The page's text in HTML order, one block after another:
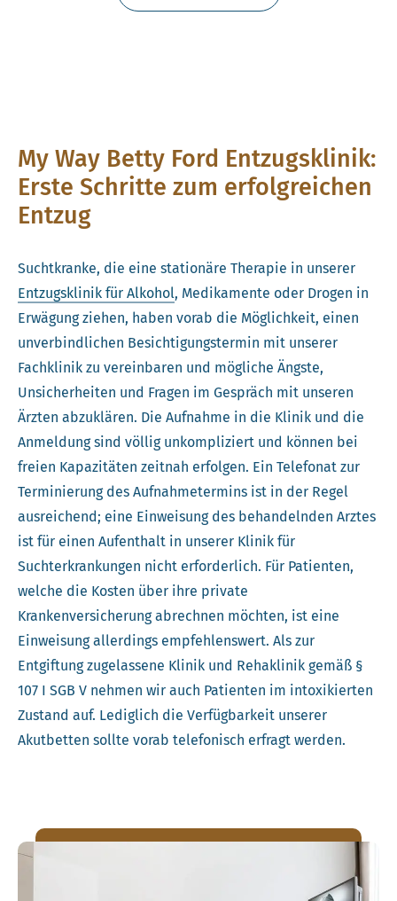
My Way Betty Ford Entzugsklinik:
Erste Schritte zum erfolgreichen
Entzug
Suchtkranke, die eine stationäre Therapie in unserer
Entzugsklinik für Alkohol, Medikamente oder Drogen in
Erwägung ziehen, haben vorab die Möglichkeit, einen
unverbindlichen Besichtigungstermin mit unserer
Fachklinik zu vereinbaren und mögliche Ängste,
Unsicherheiten und Fragen im Gespräch mit unseren
Ärzten abzuklären. Die Aufnahme in die Klinik und die
Anmeldung sind völlig unkompliziert und können bei
freien Kapazitäten zeitnah erfolgen. Ein Telefonat zur
Terminierung des Aufnahmetermins ist in der Regel
ausreichend; eine Einweisung des behandelnden Arztes
ist für einen Aufenthalt in unserer Klinik für
Suchterkrankungen nicht erforderlich. Für Patienten,
welche die Kosten über ihre private
Krankenversicherung abrechnen möchten, ist eine
Einweisung allerdings empfehlenswert. Als zur
Entgiftung zugelassene Klinik und Rehaklinik gemäß §
107 I SGB V nehmen wir auch Patienten im intoxikierten
Zustand auf. Lediglich die Verfügbarkeit unserer
Akutbetten sollte vorab telefonisch erfragt werden.